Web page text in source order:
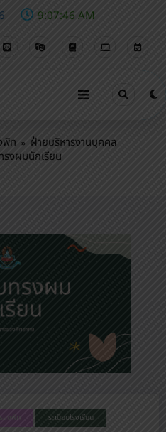
9:07:47 AM
พิท
ฝ่ายบริหารงานบุคคล
รงผมนักเรียน
องพิท ระเบียบโรงเรียน